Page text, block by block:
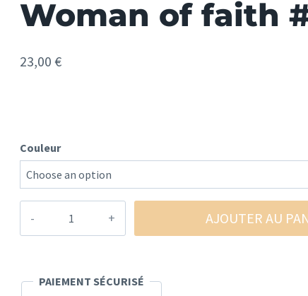
Woman of faith
23,00€
Couleur
de
of
AJOUTER AU
PAIEMENT SÉCURISÉ